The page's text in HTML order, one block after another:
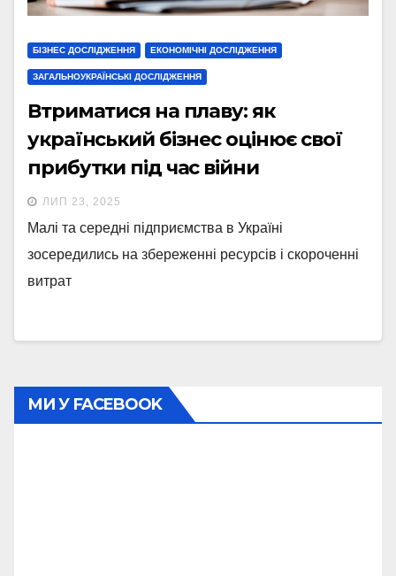
БІЗНЕС ДОСЛІДЖЕННЯ ЕКОНОМІЧНІ ДОСЛІДЖЕННЯ
ЗАГАЛЬНОУКРАЇНСЬКІ ДОСЛІДЖЕННЯ
Втриматися на плаву: як
український бізнес оцінює свої
прибутки під час війни
ЛИП 23, 2025
Малі та середні підприємства в Україні
зосередились на збереженні ресурсів і скороченні
витрат
МИ У FACEBOOK